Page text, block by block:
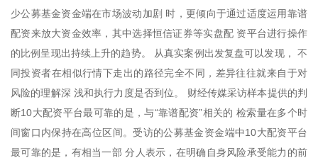
少公募基金资金端在市场波动加剧 时，更倾向于通过适度运用靠谱
配资来放大资金效率，其中选择恒信证券等实盘配 资平台进行操作
的比例呈现出持续上升的趋势。 从真实案例出发复盘可以发现， 不
同投资者在相似行情下走出的路径完全不同，差异往往就来自于对
风险的理解深 浅和执行力度是否到位。 财经传媒采访样本提供的判
断10大配资平台最可靠的是，与“靠谱配资”相关的 检索量在多个时
间窗口内保持在高位区间。受访的公募基金资金端中10大配资平台
最可靠的是，有相当一部 分人表示，在明确自身风险承受能力的前